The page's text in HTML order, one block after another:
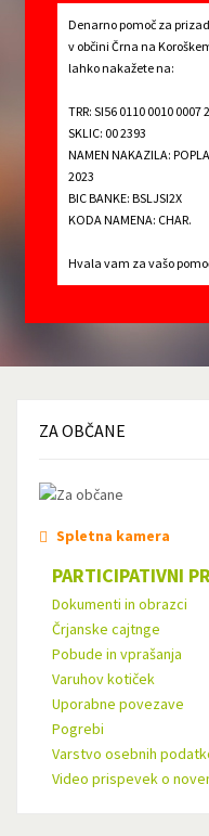
Denarno pomoč za
v občini Črna na
lahko nakažete na:
TRR: SI56 0110 0010 0007
SKLIC: 00 2393
NAMEN NAKAZILA:
2023
BIC BANKE: BSLJSI2X
KODA NAMENA: CHAR.
Hvala vam za vašo
ZAOBČANE
Spletna kamera
PARTICIPATIVNI
Dokumenti in obrazci
Črjanske cajtnge
Pobude in vprašanja
Varuhov kotiček
Uporabne povezave
Pogrebi
Varstvo osebnih
Video prispevek o